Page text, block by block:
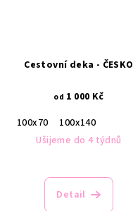
Cestovní deka - ČESKO
od 1 000 Kč
100x70
100x140
Ušijeme do 4 týdnů
Detail